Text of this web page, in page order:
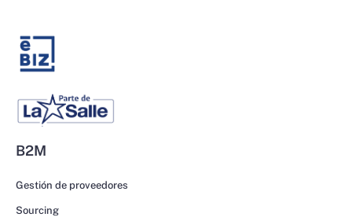
B2M
Gestión de proveedores
Sourcing